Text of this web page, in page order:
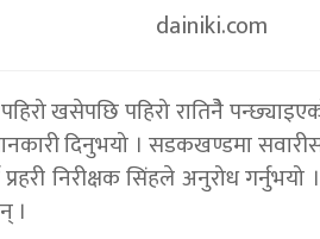
dainiki.com
खसेपछि पहिरो रातिनैे
दिनुभयो । सडकखण्डमा
प्रहरी निरीक्षक सिंहले अनुरोध
।